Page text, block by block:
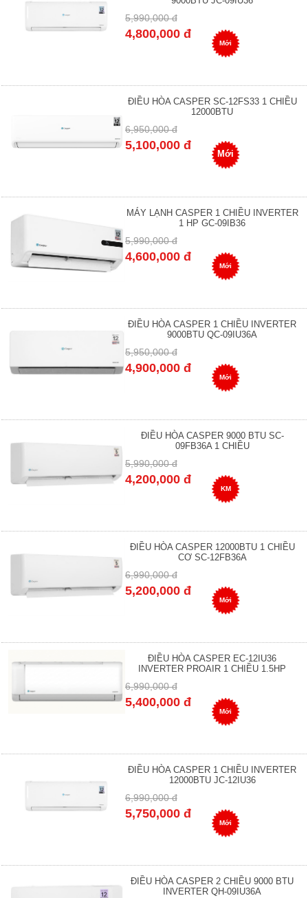
5,990,000 đ
4,800,000 đ
Mới
ĐIỀU HÒA CASPER SC-12FS33 1 CHIỀU
12000BTU
6,950,000 đ
5,100,000 đ
Mới
MÁY LẠNH CASPER 1 CHIỀU INVERTER
1 HP GC-09IB36
5,990,000 đ
4,600,000 đ
Mới
ĐIỀU HÒA CASPER 1 CHIỀU INVERTER
9000BTU QC-09IU36A
5,950,000 đ
4,900,000 đ
Mới
ĐIỀU HÒA CASPER 9000 BTU SC-
09FB36A 1 CHIỀU
5,990,000 đ
4,200,000 đ
KM
ĐIỀU HÒA CASPER 12000BTU 1 CHIỀU
CƠ SC-12FB36A
6,990,000 đ
5,200,000 đ
Mới
ĐIỀU HÒA CASPER EC-12IU36
INVERTER PROAIR 1 CHIỀU 1.5HP
6,990,000 đ
5,400,000 đ
Mới
ĐIỀU HÒA CASPER 1 CHIỀU INVERTER
12000BTU JC-12IU36
6,990,000 đ
5,750,000 đ
Mới
ĐIỀU HÒA CASPER 2 CHIỀU 9000 BTU
INVERTER QH-09IU36A